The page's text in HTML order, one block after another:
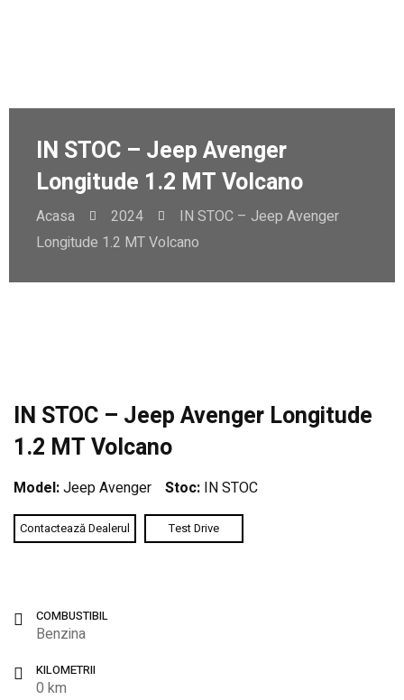
IN STOC – Jeep Avenger
Longitude 1.2 MT Volcano
Acasa 2024
IN STOC – Jeep Avenger
Longitude 1.2 MT Volcano
IN STOC – Jeep Avenger Longitude
1.2 MT Volcano
Model:Jeep Avenger Stoc: IN STOC
Contactează Dealerul Test Drive
COMBUSTIBIL
Benzina
KILOMETRII
0 km